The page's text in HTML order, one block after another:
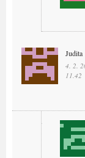
Judita
4. 2.
11.42